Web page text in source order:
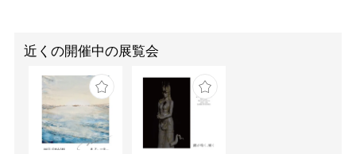
近くの開催中の展覧会